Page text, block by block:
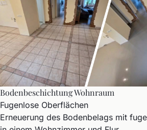
Bodenbeschichtung Wohnraum
Fugenlose Oberflächen
Erneuerung des Bodenbelags mit